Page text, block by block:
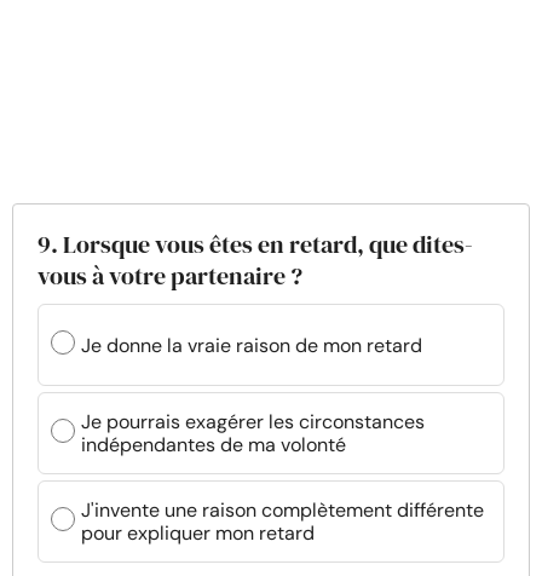
9. Lorsque vous êtes en retard, que dites-
vous à votre partenaire ?
Je donne la vraie raison de mon retard
Je pourrais exagérer les circonstances
indépendantes de ma volonté
J'invente une raison complètement différente
pour expliquer mon retard